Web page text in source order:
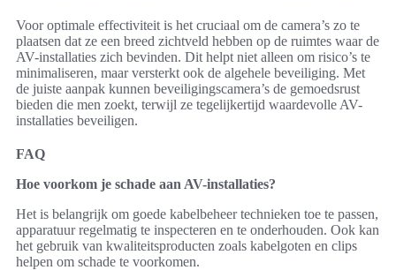
Voor optimale effectiviteit is het cruciaal om de camera’s zo te
plaatsen dat ze een breed zichtveld hebben op de ruimtes waar de
AV-installaties zich bevinden. Dit helpt niet alleen om risico’s te
minimaliseren, maar versterkt ook de algehele beveiliging. Met
de juiste aanpak kunnen beveiligingscamera’s de gemoedsrust
bieden die men zoekt, terwijl ze tegelijkertijd waardevolle AV-
installaties beveiligen.
FAQ
Hoe voorkom je schade aan AV-installaties?
Het is belangrijk om goede kabelbeheer technieken toe te passen,
apparatuur regelmatig te inspecteren en te onderhouden. Ook kan
het gebruik van kwaliteitsproducten zoals kabelgoten en clips
helpen om schade te voorkomen.